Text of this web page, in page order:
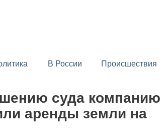
В России Происшествия
суда компанию
аренды земли на